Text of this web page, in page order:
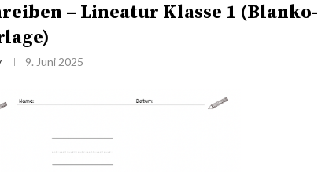
– Lineatur Klasse 1 (Blanko-
9. Juni 2025